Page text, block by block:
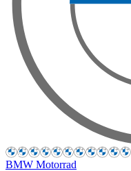
BMW Motorrad